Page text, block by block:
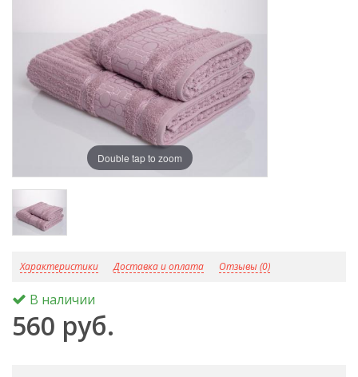
Double tap to zoom
Характеристики Доставка и оплата Отзывы (0)
В наличии
560 руб.